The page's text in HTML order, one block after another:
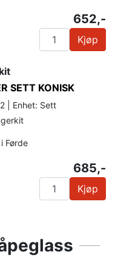
652,-
Kjøp
SETT KONISK
| Enhet: Sett
Førde
685,-
Kjøp